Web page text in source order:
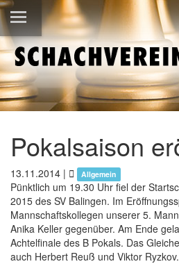
Pokalsaison
13.11.2014 | Allgemein
Pünktlich um 19.30 Uhr fiel der
2015 des SV Balingen. Im
Mannschaftskollegen unserer 5.
Anika Keller gegenüber. Am Ende
Achtelfinale des B Pokals. Das
auch Herbert Reuß und Viktor Ryzkov.